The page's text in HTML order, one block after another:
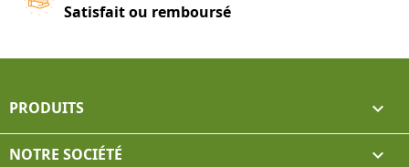
Satisfait ou remboursé
PRODUITS 
NOTRE SOCIÉTÉ 